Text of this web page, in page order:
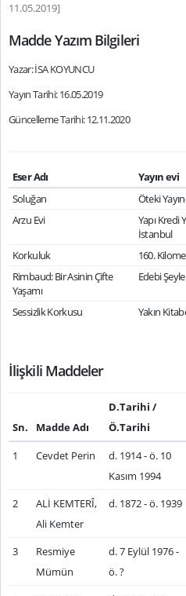
11.05.2019]
Madde Yazım Bilgileri
Yazar: İSA KOYUNCU
Yayın Tarihi: 16.05.2019
Güncelleme Tarihi: 12.11.2020
Eser Adı Yayın evi
Soluğan
Öteki
Arzu Evi
Yapı Kredi
İstanbul
Korkuluk 160.
Rimbaud: Bir Asinin Çifte
Yaşamı
Edebi
Sessizlik Korkusu Yakın
İlişkili Maddeler
Sn. Madde Adı
D.Tarihi /
Ö.Tarihi
1
Cevdet Perin
d. 1914 - ö. 10
Kasım 1994
2
ALİ KEMTERÎ,
Ali Kemter
d. 1872 - ö. 1939
3
Resmiye
Mümün
d. 7 Eylül 1976 -
ö. ?